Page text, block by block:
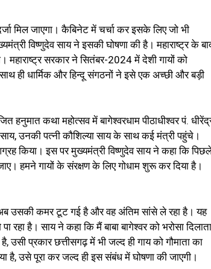
दर्जा मिल जाएगा। कैबिनेट में चर्चा कर इसके लिए जो भी
विष्णुदेव साय ने इसकी घोषणा की है। महाराष्ट्र के
महाराष्ट्र सरकार ने सितंबर-2024 में देशी गायों को
साथ ही धार्मिक और हिन्दू संगठनों ने इसे एक अच्छी और बड़ी
हनुमात कथा महोत्सव में बागेश्वरधाम पीठाधीश्वर पं.
उनकी पत्नी कौशिल्या साय के साथ कई मंत्री पहुंचे।
किया। इस पर मुख्यमंत्री विष्णुदेव साय ने कहा कि
हमने गायों के संरक्षण के लिए गोधाम शुरू कर दिया है।
उसकी कमर टूट गई है और वह अंतिम सांसे ले रहा है। यह
रहा है। साय ने कहा कि मैं बाबा बागेश्वर को भरोसा दिलाता
उसी प्रकार छत्तीसगढ़ में भी जल्द ही गाय को गौमाता का
है, उसे पूरा कर जल्द ही इस संबंध में घोषणा की जाएगी।